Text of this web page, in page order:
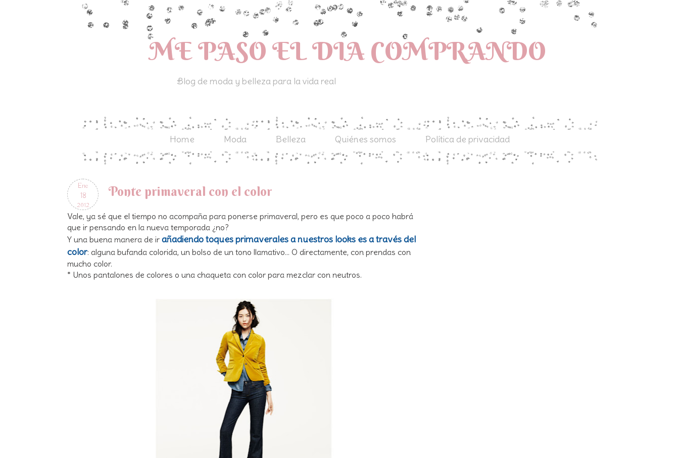
ME PASO EL DIA COMPRANDO
Blog de moda y belleza para la vida real
Home Moda Belleza Quiénes somos Política de privacidad
Ene
18
2012
Ponte primaveral con el color
Vale, ya sé que el tiempo no acompaña para ponerse primaveral, pero es que poco a poco habrá
que ir pensando en la nueva temporada ¿no?
Y una buena manera de ir añadiendo toques primaverales a nuestros looks es a través del
color: alguna bufanda colorida, un bolso de un tono llamativo... O directamente, con prendas con
mucho color.
* Unos pantalones de colores o una chaqueta con color para mezclar con neutros.